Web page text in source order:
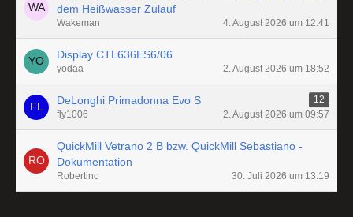
dem Heißwasser Zulauf
Wakeman 4. August 2026 um 12:41
Display CTL636ES6/06
yodaa 2. August 2026 um 18:52
DeLonghi Primadonna Evo S
12
fly1006
2. August 2026 um 09:57
QuickMill Vetrano 2 B bzw. QuickMill Sebastiano -
Dokumentation
Robertino 30. Juli 2026 um 13:19